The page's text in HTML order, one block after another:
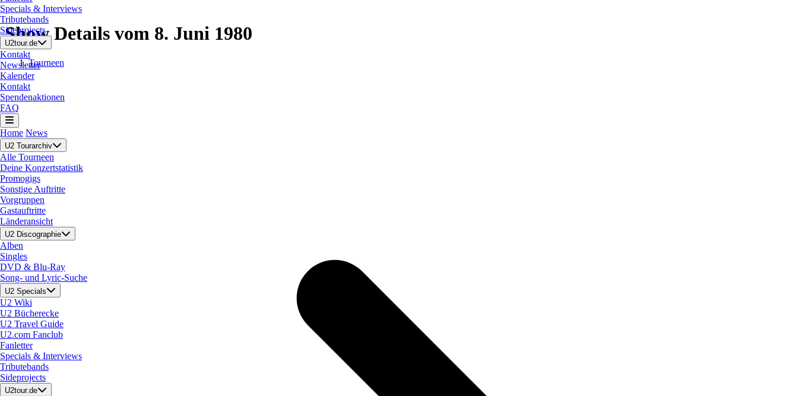
Specials & Interviews
Tributebands
Sideprojects
U2tour.de
Kontakt
Newsletter
Kalender
Kontakt
Spendenaktionen
FAQ
Home News
U2 Tourarchiv
Alle Tourneen
Deine Konzertstatistik
Promogigs
Sonstige Auftritte
Vorgruppen
Gastauftritte
Länderansicht
U2 Discographie
Alben
Singles
DVD & Blu-Ray
Song- und Lyric-Suche
U2 Specials
U2 Wiki
U2 Bücherecke
U2 Travel Guide
U2.com Fanclub
Fanletter
Specials & Interviews
Tributebands
Sideprojects
U2tour.de
Show Details vom 8. Juni 1980
Tourneen